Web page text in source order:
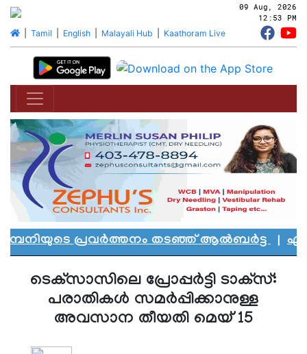
09 Aug, 2026
12:53 PM
| Tamil English| Malayali Hub Kaathoram Live
പ്രവർത്തനം തടഞ്ഞ് ആൽബർട്ട|
ടെക്‌സാസിലെ പ്രോപ്പര്‍ട്ടി ടാക്‌സ്:
പരാതികള്‍ സമര്‍പ്പിക്കാനുള്ള
അവസാന തീയതി മെയ് 15